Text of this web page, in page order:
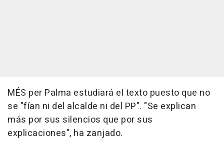
MÉS per Palma estudiará el texto puesto que no
se "fían ni del alcalde ni del PP". "Se explican
más por sus silencios que por sus
explicaciones", ha zanjado.